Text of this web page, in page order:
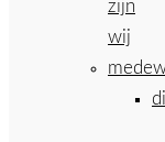
zijn
wij